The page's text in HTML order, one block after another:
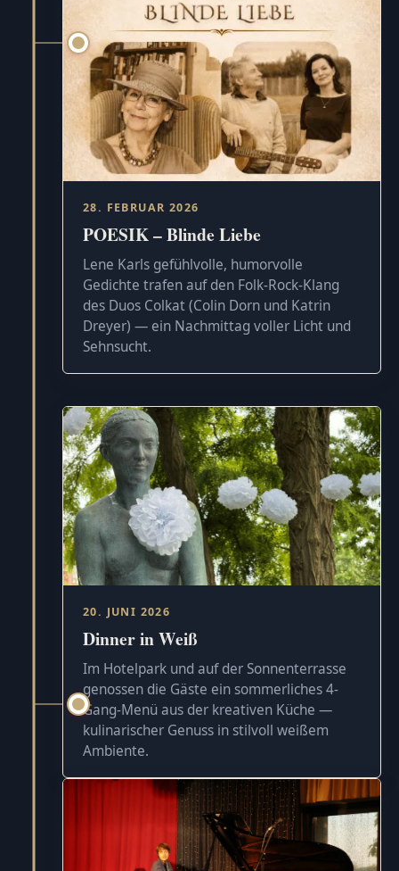
28. FEBRUAR 2026
POESIK – Blinde Liebe
Lene Karls gefühlvolle, humorvolle
Gedichte trafen auf den Folk-Rock-Klang
des Duos Colkat (Colin Dorn und Katrin
Dreyer) — ein Nachmittag voller Licht und
Sehnsucht.
20. JUNI 2026
Dinner in Weiß
Im Hotelpark und auf der Sonnenterrasse
genossen die Gäste ein sommerliches 4-
Gang-Menü aus der kreativen Küche —
kulinarischer Genuss in stilvoll weißem
Ambiente.